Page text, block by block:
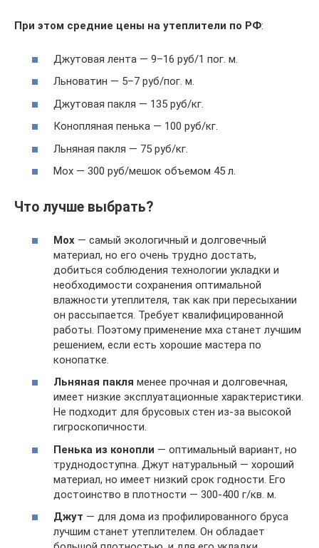
При этом средние цены на утеплители по РФ:
Джутовая лента — 9–16 руб/1 пог. м.
Льноватин — 5–7 руб/пог. м.
Джутовая пакля — 135 руб/кг.
Конопляная пенька — 100 руб/кг.
Льняная пакля — 75 руб/кг.
Мох — 300 руб/мешок объемом 45 л.
Что лучше выбрать?
Мох — самый экологичный и долговечный
материал, но его очень трудно достать,
добиться соблюдения технологии укладки и
необходимости сохранения оптимальной
влажности утеплителя, так как при пересыхании
он рассыпается. Требует квалифицированной
работы. Поэтому применение мха станет лучшим
решением, если есть хорошие мастера по
конопатке.
Льняная пакля менее прочная и долговечная,
имеет низкие эксплуатационные характеристики.
Не подходит для брусовых стен из-за высокой
гигроскопичности.
Пенька из конопли — оптимальный вариант, но
труднодоступна. Джут натуральный — хороший
материал, но имеет низкий срок годности. Его
достоинство в плотности — 300-400 г/кв. м.
Джут — для дома из профилированного бруса
лучшим станет утеплителем. Он обладает